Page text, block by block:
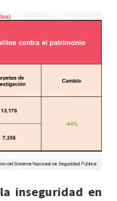
inseguridad en